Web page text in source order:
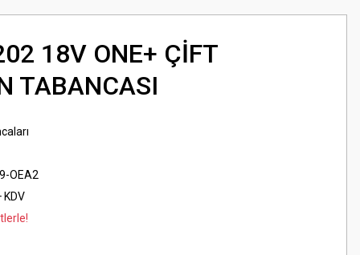
18V ONE+ ÇİFT
TABANCASI
OEA2
KDV